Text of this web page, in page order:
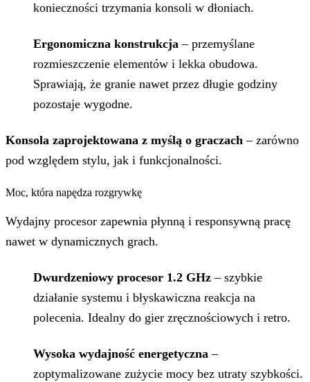
konieczności trzymania konsoli w dłoniach.
Ergonomiczna konstrukcja – przemyślane
rozmieszczenie elementów i lekka obudowa.
Sprawiają, że granie nawet przez długie godziny
pozostaje wygodne.
Konsola zaprojektowana z myślą o graczach – zarówno
pod względem stylu, jak i funkcjonalności.
Moc, która napędza rozgrywkę
Wydajny procesor zapewnia płynną i responsywną pracę
nawet w dynamicznych grach.
Dwurdzeniowy procesor 1.2 GHz – szybkie
działanie systemu i błyskawiczna reakcja na
polecenia. Idealny do gier zręcznościowych i retro.
Wysoka wydajność energetyczna –
zoptymalizowane zużycie mocy bez utraty szybkości.